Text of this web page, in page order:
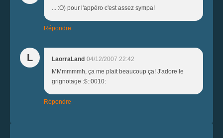
... :O) pour l'appéro c'est assez sympa!
Répondre
L LaorraLand 04/12/2007 22:42
MMmmmmh, ça me plait beaucoup ça! J'adore le
grignotage :$::0010:
Répondre